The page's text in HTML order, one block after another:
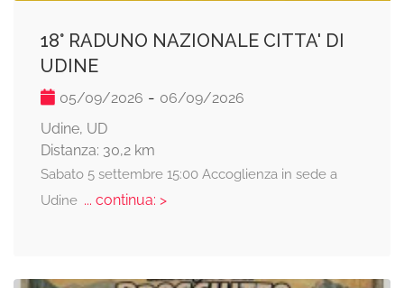
18° RADUNO NAZIONALE CITTA' DI
UDINE
05/09/2026 - 06/09/2026
Udine, UD
Distanza: 30,2 km
Sabato 5 settembre 15:00 Accoglienza in sede a
Udine... continua: >